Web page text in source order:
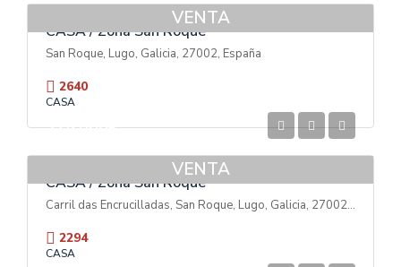
VENTA
CASA / Zona San Roque
San Roque, Lugo, Galicia, 27002, España
2640
CASA
VENTA
375.000€
CASA / Zona San Roque
Carril das Encrucilladas, San Roque, Lugo, Galicia, 27002, España
2294
CASA